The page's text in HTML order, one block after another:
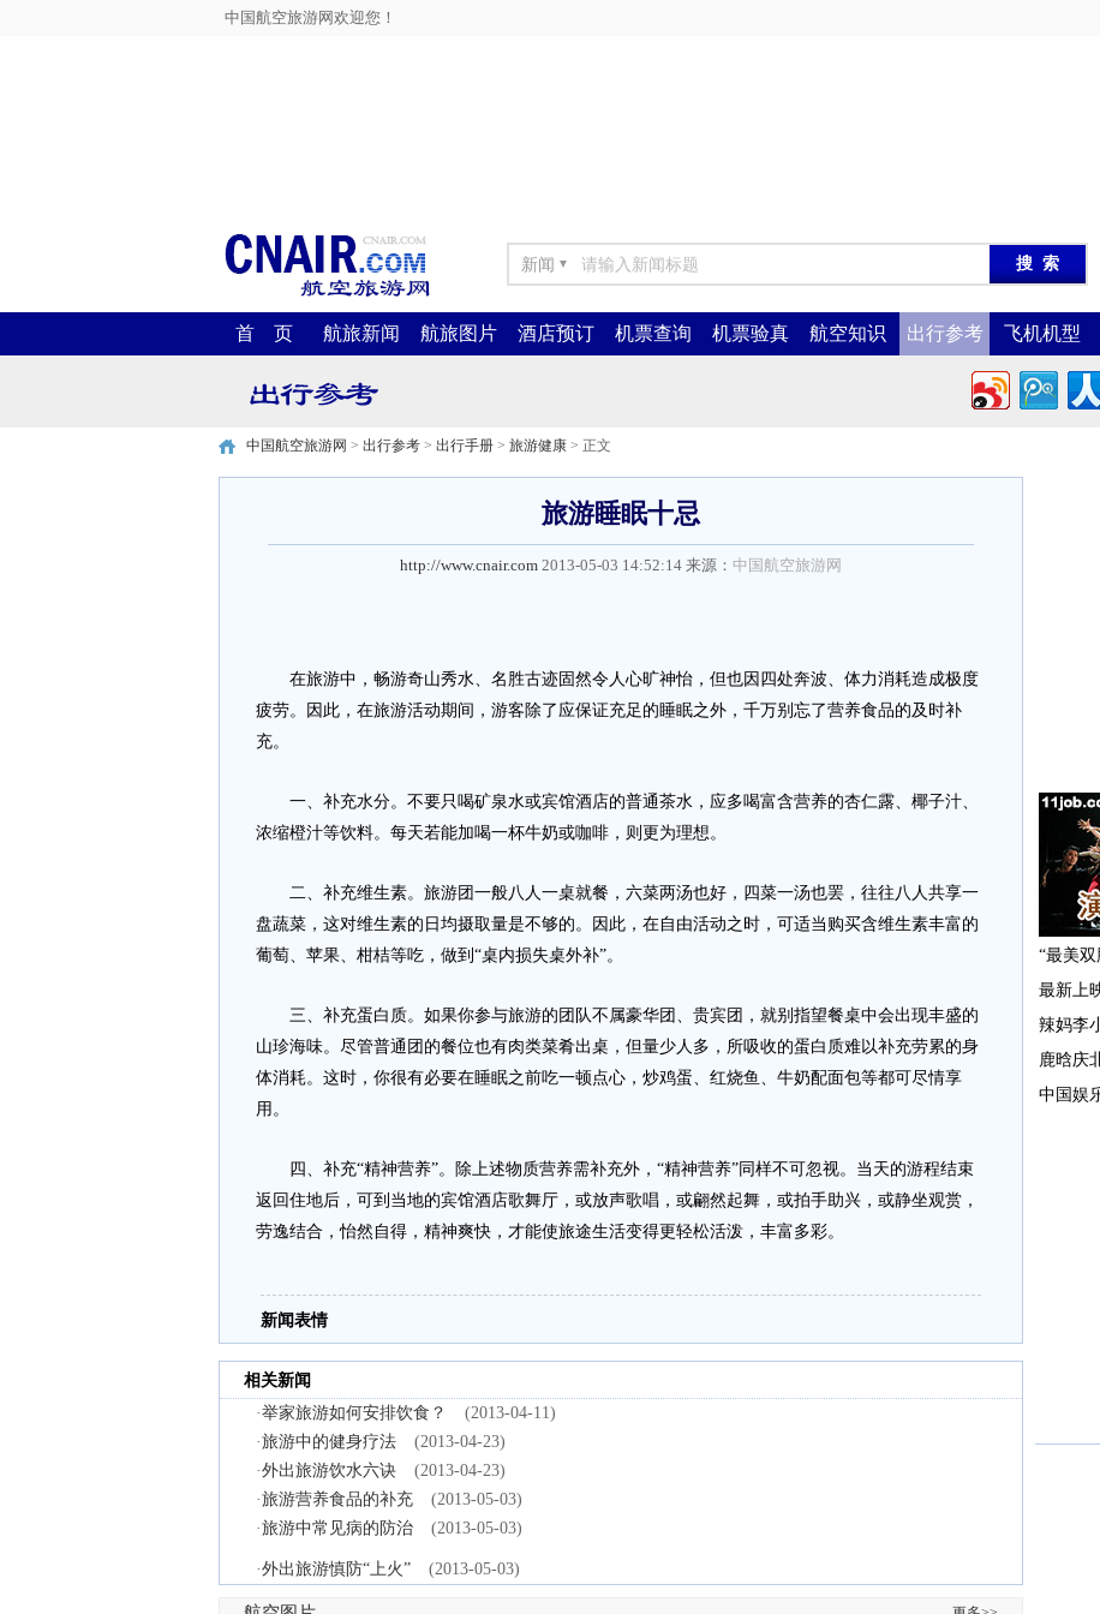
中国航空旅游网欢迎您！
新闻 ▼
首 页 航旅新闻 航旅图片 酒店预订 机票查询 机票验真 航空知识 出行参考 飞机机型
中国航空旅游网 > 出行参考 > 出行手册 > 旅游健康 > 正文
旅游睡眠十忌
http://www.cnair.com 2013-05-03 14:52:14 来源： 中国航空旅游网
在旅游中，畅游奇山秀水、名胜古迹固然令人心旷神怡，但也因四处奔波、体力消耗造成极度
疲劳。因此，在旅游活动期间，游客除了应保证充足的睡眠之外，千万别忘了营养食品的及时补
充。
一、补充水分。不要只喝矿泉水或宾馆酒店的普通茶水，应多喝富含营养的杏仁露、椰子汁、
浓缩橙汁等饮料。每天若能加喝一杯牛奶或咖啡，则更为理想。
二、补充维生素。旅游团一般八人一桌就餐，六菜两汤也好，四菜一汤也罢，往往八人共享一
盘蔬菜，这对维生素的日均摄取量是不够的。因此，在自由活动之时，可适当购买含维生素丰富的
葡萄、苹果、柑桔等吃，做到“桌内损失桌外补”。
三、补充蛋白质。如果你参与旅游的团队不属豪华团、贵宾团，就别指望餐桌中会出现丰盛的
山珍海味。尽管普通团的餐位也有肉类菜肴出桌，但量少人多，所吸收的蛋白质难以补充劳累的身
体消耗。这时，你很有必要在睡眠之前吃一顿点心，炒鸡蛋、红烧鱼、牛奶配面包等都可尽情享
用。
四、补充“精神营养”。除上述物质营养需补充外，“精神营养”同样不可忽视。当天的游程结束
返回住地后，可到当地的宾馆酒店歌舞厅，或放声歌唱，或翩然起舞，或拍手助兴，或静坐观赏，
劳逸结合，怡然自得，精神爽快，才能使旅途生活变得更轻松活泼，丰富多彩。
新闻表情
相关新闻
·举家旅游如何安排饮食？
(2013-04-11)
·旅游中的健身疗法
(2013-04-23)
·外出旅游饮水六诀
(2013-04-23)
·旅游营养食品的补充
(2013-05-03)
·旅游中常见病的防治 (2013-05-03)
·外出旅游慎防“上火” (2013-05-03)